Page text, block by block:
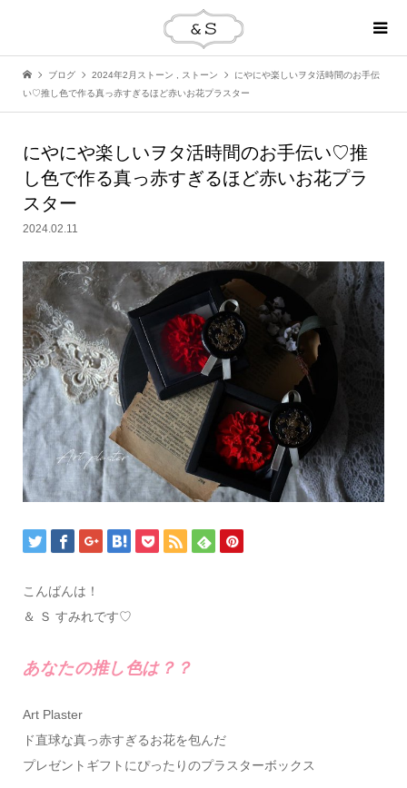
ブログ 2024年2月ストーン ストーン
にやにや楽しいヲタ活時間のお手伝
い♡推し色で作る真っ赤すぎるほど赤いお花プラスター
にやにや楽しいヲタ活時間のお手伝い♡推
し色で作る真っ赤すぎるほど赤いお花プラ
スター
2024.02.11
こんばんは！
＆ Ｓ すみれです♡
あなたの推し色は？？
Art Plaster
ド直球な真っ赤すぎるお花を包んだ
プレゼントギフトにぴったりのプラスターボックス